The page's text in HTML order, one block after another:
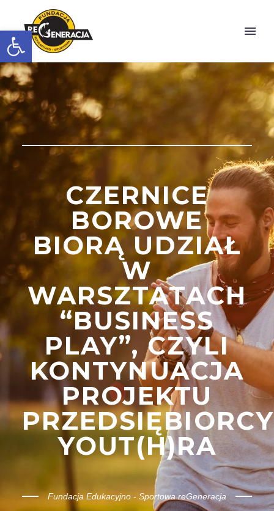
Otwórz pasek narzędzi
CZERNICE
BOROWE
BIORĄ UDZIAŁ
W
WARSZTATACH
“BUSINESS
PLAY”, CZYLI
KONTYNUACJA
PROJEKTU
PRZEDSIĘBIORCY
YOUT(H)RA
Fundacja Edukacyjno - Sportowa reGeneracja